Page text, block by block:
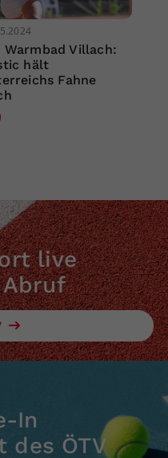
Warmbad Villach:
hält
Fahne
live
In
des ÖTV